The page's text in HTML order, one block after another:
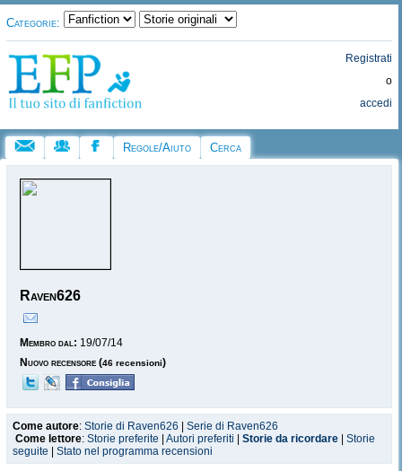
Categorie:
Registrati
o
accedi
Regole/Aiuto Cerca
Raven626
Membro dal: 19/07/14
Nuovo recensore (46 recensioni)
Come autore: Storie di Raven626
Serie di Raven626
Come lettore: Storie preferite Autori preferiti Storie da ricordare
Storie
seguite
Stato nel programma recensioni